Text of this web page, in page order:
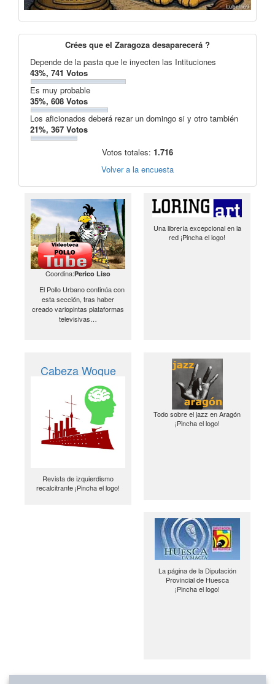
Crées que el Zaragoza desaparecerá ?
Depende de la pasta que le inyecten las Intituciones
43%, 741 Votos
Es muy probable
35%, 608 Votos
Los aficionados deberá rezar un domingo si y otro también
21%, 367 Votos
Votos totales: 1.716
Volver a la encuesta
Coordina:Perico Liso
El Pollo Urbano continúa con
esta sección, tras haber
creado variopintas plataformas
televisivas…
Una librería excepcional en la
red ¡Pincha el logo!
Cabeza Woque
Revista de izquierdismo
recalcitrante ¡Pincha el logo!
Todo sobre el jazz en Aragón
¡Pincha el logo!
La página de la Diputación
Provincial de Huesca
¡Pincha el logo!